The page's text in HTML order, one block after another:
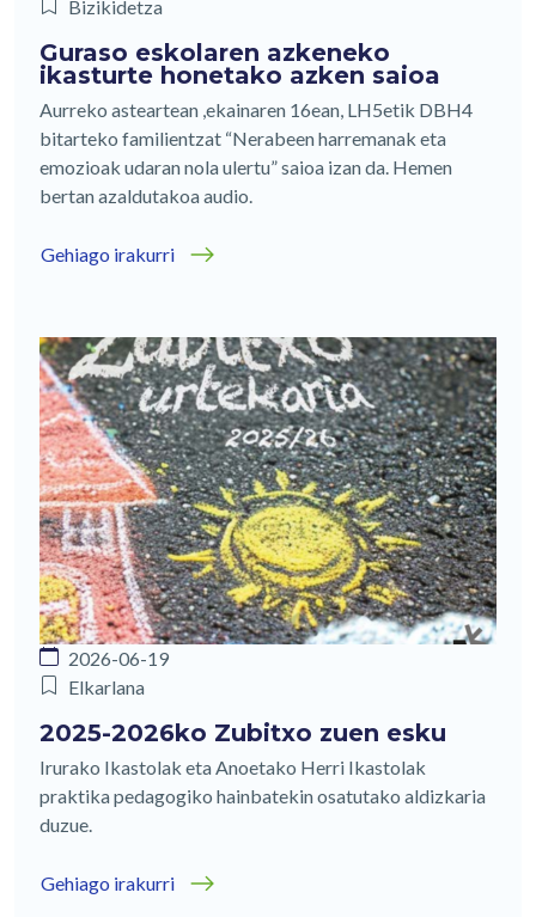
Bizikidetza
Guraso eskolaren azkeneko
ikasturte honetako azken saioa
Aurreko asteartean ,ekainaren 16ean, LH5etik DBH4
bitarteko familientzat “Nerabeen harremanak eta
emozioak udaran nola ulertu” saioa izan da. Hemen
bertan azaldutakoa audio.
Gehiago irakurri
2026-06-19
Elkarlana
2025-2026ko Zubitxo zuen esku
Irurako Ikastolak eta Anoetako Herri Ikastolak
praktika pedagogiko hainbatekin osatutako aldizkaria
duzue.
Gehiago irakurri